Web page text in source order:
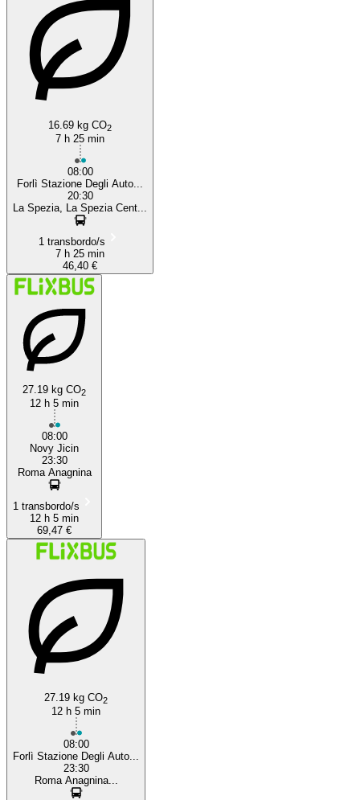
16.69 kg CO2
7 h 25 min
08:00
Forlì Stazione Degli Auto...
20:30
La Spezia, La Spezia Cent...
1 transbordo/s
7 h 25 min
46,40 €
27.19 kg CO2
12 h 5 min
08:00
Novy Jicin
23:30
Roma Anagnina
1 transbordo/s
12 h 5 min
69,47 €
27.19 kg CO2
12 h 5 min
08:00
Forlì Stazione Degli Auto...
23:30
Roma Anagnina...